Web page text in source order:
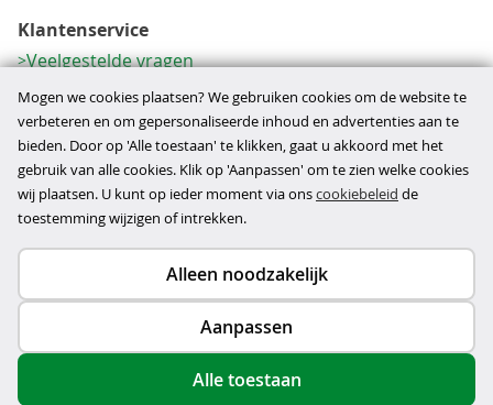
Klantenservice
Veelgestelde vragen
Contactformulier
Herroeping
Over ons
Bedrijfsgegevens
Werkwijze
Copyright © 2026
privacy- en cookiebeleid
Mogen we cookies plaatsen? We gebruiken cookies om de website te
verbeteren en om gepersonaliseerde inhoud en advertenties aan te
bieden. Door op 'Alle toestaan' te klikken, gaat u akkoord met het
gebruik van alle cookies. Klik op 'Aanpassen' om te zien welke cookies
wij plaatsen. U kunt op ieder moment via onscookiebeleid de
toestemming wijzigen of intrekken.
Alleen noodzakelijk
Aanpassen
Alle toestaan